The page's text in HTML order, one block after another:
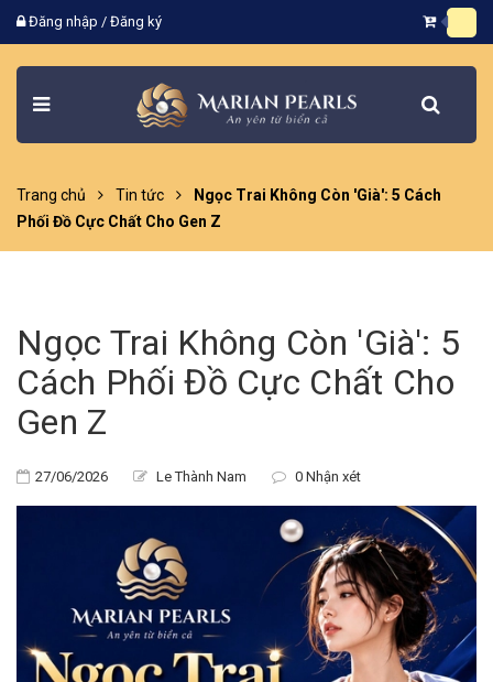
Đăng nhập / Đăng ký
Trang chủ Tin tức
Ngọc Trai Không Còn 'Già': 5 Cách
Phối Đồ Cực Chất Cho Gen Z
Ngọc Trai Không Còn 'Già': 5
Cách Phối Đồ Cực Chất Cho
Gen Z
27/06/2026 Le Thành Nam 0 Nhận xét